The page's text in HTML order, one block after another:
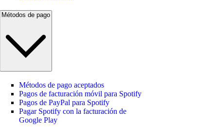
Métodos de pago aceptados
Pagos de facturación móvil para Spotify
Pagos de PayPal para Spotify
Pagar Spotify con la facturación de
Google Play